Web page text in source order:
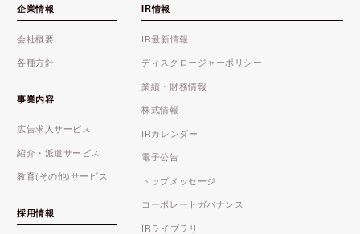
企業情報
会社概要
各種方針
事業内容
広告求人サービス
紹介・派遣サービス
教育(その他)サービス
採用情報
IR情報
IR最新情報
ディスクロージャーポリシー
業績・財務情報
株式情報
IRカレンダー
電子公告
トップメッセージ
コーポレートガバナンス
IRライブラリ